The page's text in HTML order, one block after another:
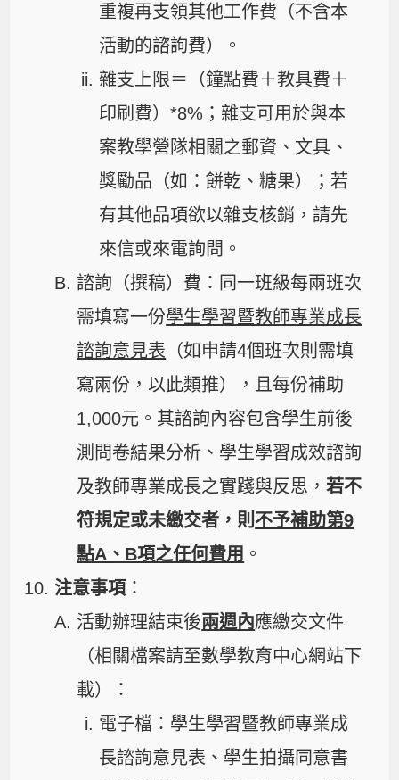
重複再支領其他工作費（不含本
活動的諮詢費）。
雜支上限＝（鐘點費＋教具費＋
印刷費）*8%；雜支可用於與本
案教學營隊相關之郵資、文具、
獎勵品（如：餅乾、糖果）；若
有其他品項欲以雜支核銷，請先
來信或來電詢問。
諮詢（撰稿）費：同一班級每兩班次
需填寫一份學生學習暨教師專業成長
諮詢意見表 （如申請4個班次則需填
寫兩份，以此類推），且每份補助
1,000元。其諮詢內容包含學生前後
測問卷結果分析、學生學習成效諮詢
及教師專業成長之實踐與反思，若不
符規定或未繳交者，則不予補助第9
點A、B項之任何費用 。
注意事項 ：
活動辦理結束後兩週內應繳交文件
（相關檔案請至數學教育中心網站下
載）：
電子檔：學生學習暨教師專業成
長諮詢意見表、學生拍攝同意書